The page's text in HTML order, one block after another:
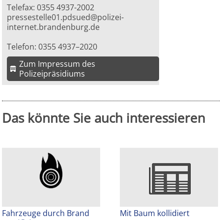
Telefax: 0355 4937-2002
pressestelle01.pdsued@polizei-
internet.brandenburg.de
Telefon: 0355 4937–2020
Zum Impressum des
Polizeipräsidiums
Das könnte Sie auch interessieren
Fahrzeuge durch Brand
Mit Baum kollidiert